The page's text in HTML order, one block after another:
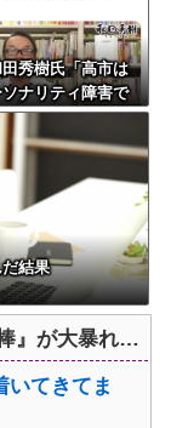
秀樹氏「高市は
ナリティ障害で
結果
』が大暴れ…
いてきてま